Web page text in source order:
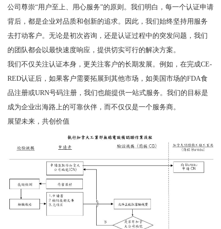
公司尊崇“用户至上、用心服务”的原则。我们明白，每一个认证申请
背后，都是企业对品质和创新的追求。因此，我们始终坚持用服务
去打动客户。无论是初次咨询，还是认证过程中的突发问题，我们
的团队都会以最快速度响应，提供切实可行的解决方案。
我们不仅关注认证本身，更关注客户的长期发展。例如，在完成CE-
RED认证后，如果客户需要拓展到其他市场，如美国市场的FDA食
品注册或URN号码注册，我们也能提供一站式服务。我们的目标是
成为企业出海路上的可靠伙伴，而不仅仅是一个服务商。
展望未来，共创价值